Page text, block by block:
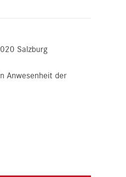
Salzburg
Anwesenheit der